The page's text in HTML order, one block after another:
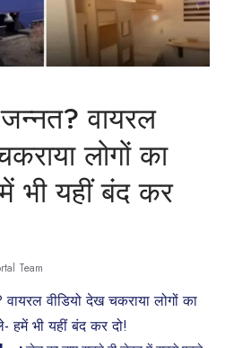
वायरल
लोगों का
भी यहीं बंद कर
Team